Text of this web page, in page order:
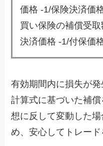
価格 -1/保険決済価格
買い保険の補償受
決済価格 -1/付保価格
有効期間内に損失が
計算式に基づいた補
想に反して変動した
め、安心してトレード